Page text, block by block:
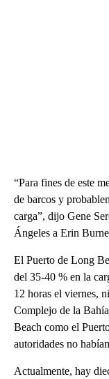
“Para fines de este
de barcos y
carga”, dijo Gene
Ángeles a Erin
El Puerto de Long
del 35-40 % en la
12 horas el viernes,
Complejo de la
Beach como el
autoridades no
Actualmente, hay